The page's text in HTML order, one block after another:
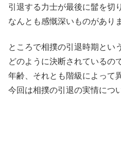
引退する力士が最後に髷を切
なんとも感慨深いものがあり
ところで相撲の引退時期とい
どのように決断されているの
年齢、それとも階級によって
今回は相撲の引退の実情につ